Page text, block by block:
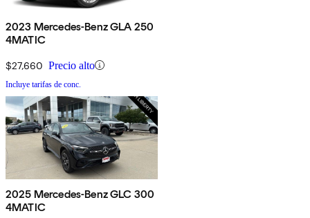
2023 Mercedes-Benz GLA 250
4MATIC
$27,660 Precio alto
Incluye tarifas de conc.
2025 Mercedes-Benz GLC 300
4MATIC